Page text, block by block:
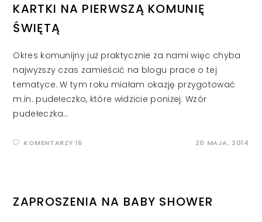
KARTKI NA PIERWSZĄ KOMUNIĘ
ŚWIĘTĄ
Okres komunijny już praktycznie za nami więc chyba
najwyższy czas zamieścić na blogu prace o tej
tematyce. W tym roku miałam okazję przygotować
m.in. pudełeczko, które widzicie poniżej. Wzór
pudełeczka…
KOMENTARZY 16 20 MAJA, 2014
ZAPROSZENIA NA BABY SHOWER